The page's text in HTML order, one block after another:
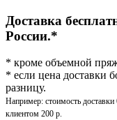
Доставка
России.*
* кроме объемной
* если цена доставки
разницу.
Например: стоимость
клиентом 200 р.